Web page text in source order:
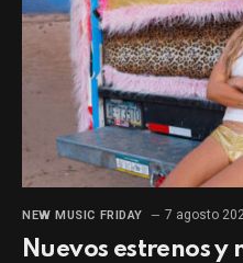
NEW MUSIC FRIDAY 7 agosto
Nuevos estrenos y